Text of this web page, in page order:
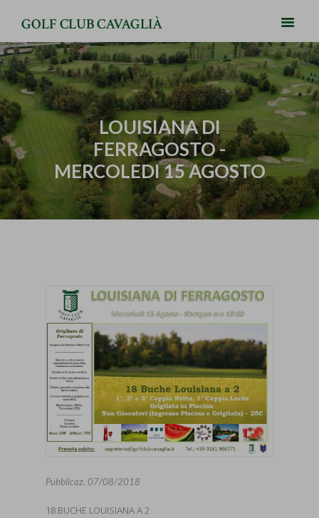
GOLF CLUB CAVAGLIÀ
LOUISIANA DI
FERRAGOSTO -
MERCOLEDI 15 AGOSTO
Pubblicaz. 07/08/2018
18 BUCHE LOUISIANA A 2